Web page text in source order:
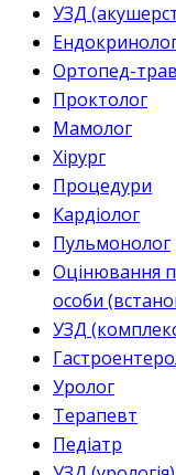
УЗД
Ортопед-
Проктолог
Мамолог
Хірург
Процедури
Кардіолог
Пульмонолог
Оцінювання
особи
УЗД
Уролог
Терапевт
Педіатр